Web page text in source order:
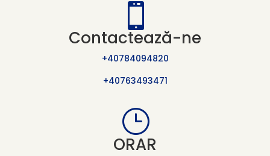

Contactează-ne
+40784094820
+40763493471
}
ORAR